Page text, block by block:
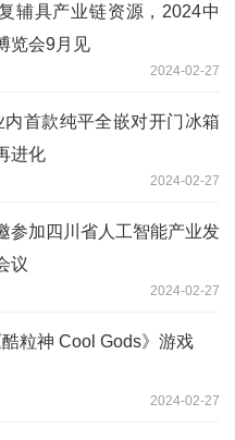
辅具产业链资源，2024中
览会9月见
2024-02-27
内首款纯平全嵌对开门冰箱
进化
2024-02-27
参加四川省人工智能产业发
议
2024-02-27
粒神 Cool Gods》游戏
2024-02-27